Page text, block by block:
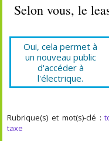
Selon vous, le
Oui, cela permet à
un nouveau public
d'accéder à
l'électrique.
Rubrique(s) et mot(s)-clé :
taxe